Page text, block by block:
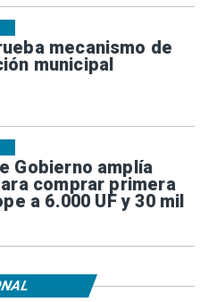
mecanismo de
municipal
Gobierno amplía
comprar primera
a 6.000 UF y 30 mil